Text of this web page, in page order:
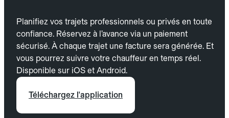
Planifiez vos trajets professionnels ou privés en toute
confiance. Réservez à l’avance via un paiement
sécurisé. À chaque trajet une facture sera générée. Et
vous pourrez suivre votre chauffeur en temps réel.
Disponible sur iOS et Android.
Téléchargez l'application